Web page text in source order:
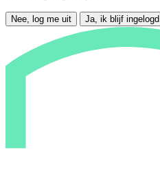
Nee, log me uit Ja, ik blijf ingelogd